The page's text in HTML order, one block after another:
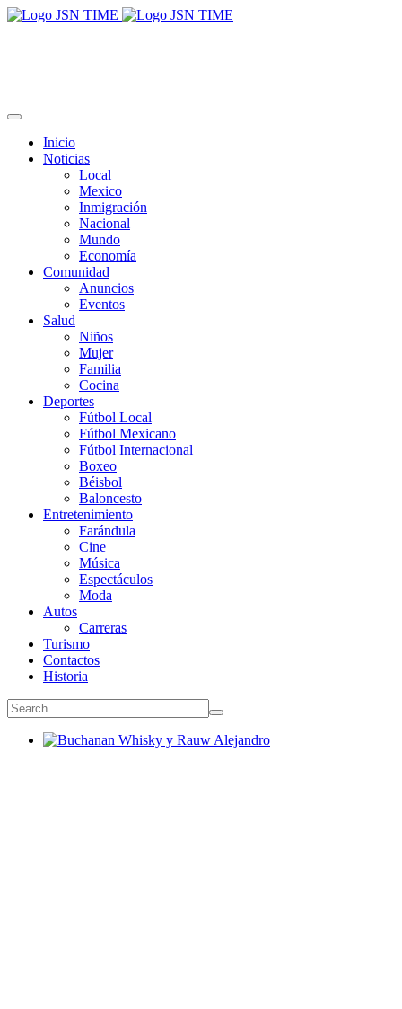
Inicio
Noticias
Local
Mexico
Inmigración
Nacional
Mundo
Economía
Comunidad
Anuncios
Eventos
Salud
Niños
Mujer
Familia
Cocina
Deportes
Fútbol Local
Fútbol Mexicano
Fútbol Internacional
Boxeo
Béisbol
Baloncesto
Entretenimiento
Farándula
Cine
Música
Espectáculos
Moda
Autos
Carreras
Turismo
Contactos
Historia